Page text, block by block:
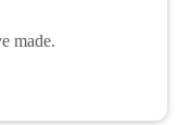
made.